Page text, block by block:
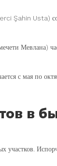
Şahin Usta)
Мевлана)
с мая по
в
участков.